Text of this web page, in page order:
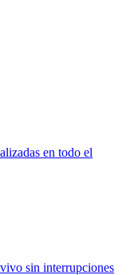
en todo el
sin interrupciones